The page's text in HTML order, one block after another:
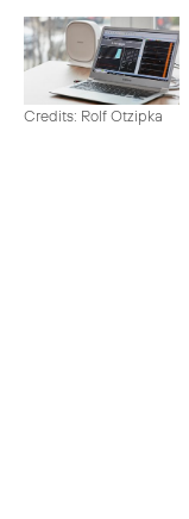
Credits: Rolf Otzipka